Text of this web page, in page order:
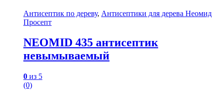
Антисептик по дереву, Антисептики для дерева Неомид
Просепт
NEOMID 435 антисептик
невымываемый
0 из 5
(0)